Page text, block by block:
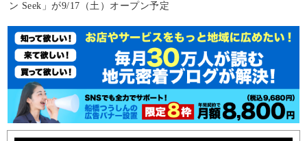
ン Seek」が9/17（土）オープン予定